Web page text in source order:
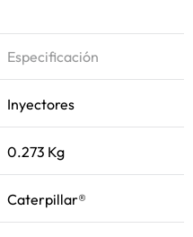
Especificación
Inyectores
0.273 Kg
Caterpillar®